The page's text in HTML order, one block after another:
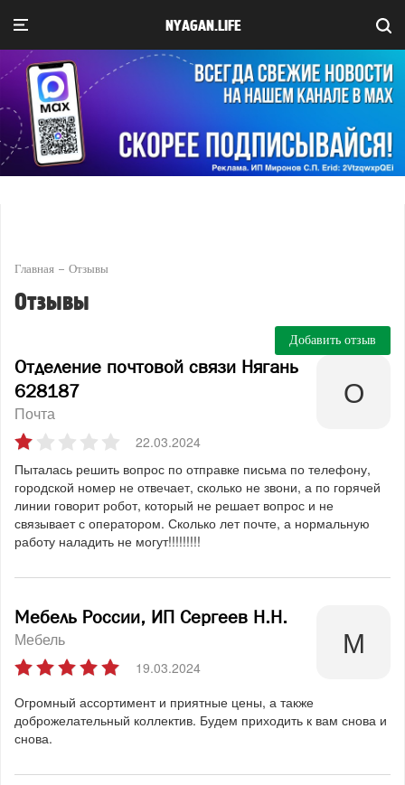
NYAGAN.LIFE
Главная Отзывы
Отзывы
Добавить отзыв
Отделение почтовой связи Нягань
628187
Почта
22.03.2024
Пыталась решить вопрос по отправке письма по телефону,
городской номер не отвечает, сколько не звони, а по горячей
линии говорит робот, который не решает вопрос и не
связывает с оператором. Сколько лет почте, а нормальную
работу наладить не могут!!!!!!!!!
Мебель России, ИП Сергеев Н.Н.
Мебель
19.03.2024
Огромный ассортимент и приятные цены, а также
доброжелательный коллектив. Будем приходить к вам снова и
снова.